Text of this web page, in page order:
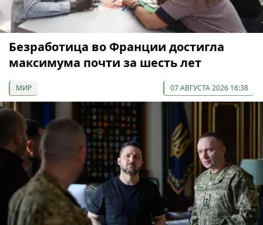
Безработица во Франции достигла
максимума почти за шесть лет
МИР 07 АВГУСТА 2026 16:38